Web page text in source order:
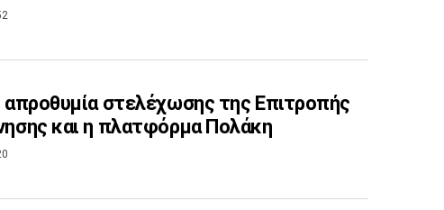
στελέχωσης της Επιτροπής
και η πλατφόρμα Πολάκη